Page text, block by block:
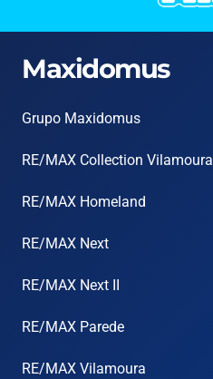
Maxidomus
Grupo Maxidomus
RE/MAX Collection Vilamoura
RE/MAX Homeland
RE/MAX Next
RE/MAX Next II
RE/MAX Parede
RE/MAX Vilamoura